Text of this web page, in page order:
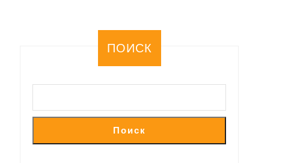
ПОИСК
Поиск